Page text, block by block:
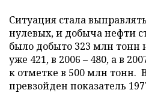
Ситуация стала
нулевых, и добыча нефти
было добыто 323 млн тонн
уже 421, в 2006 – 480, а в
к отметке в 500 млн тонн.
превзойден показатель